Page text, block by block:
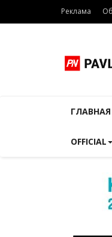
Реклама
ГЛАВНАЯ
OFFICIAL